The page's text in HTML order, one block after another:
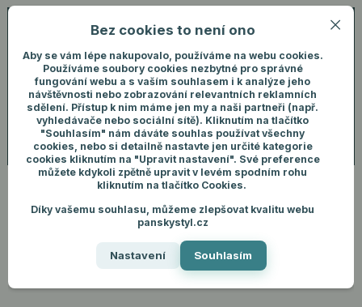
Menu
+420 731 292 460
Přihlášení
Hledat
ks
Úvod Pánské oblečení Trička Tričko Roly Fox - hořčicová melírová
Tričko Roly Fox - hořčicová
Bez cookies to není ono
Aby se vám lépe nakupovalo, používáme na webu cookies.
Používáme soubory cookies nezbytné pro správné
fungování webu a s vaším souhlasem i k analýze jeho
návštěvnosti nebo zobrazování relevantních reklamních
sdělení. Přístup k nim máme jen my a naši partneři (např.
vyhledávače nebo sociální sítě). Kliknutím na tlačítko
"Souhlasím" nám dáváte souhlas používat všechny
cookies, nebo si detailně nastavte jen určité kategorie
cookies kliknutím na "Upravit nastavení". Své preference
můžete kdykoli zpětně upravit v levém spodním rohu
kliknutím na tlačítko Cookies.
Díky vašemu souhlasu, můžeme zlepšovat kvalitu webu
panskystyl.cz
Nastavení Souhlasím